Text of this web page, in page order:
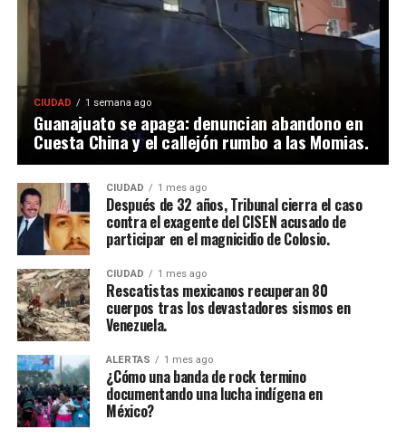
CIUDAD 1 semana ago
Guanajuato se apaga: denuncian abandono en
Cuesta China y el callejón rumbo a las Momias.
CIUDAD 1 mes ago
Después de 32 años, Tribunal cierra el caso
contra el exagente del CISEN acusado de
participar en el magnicidio de Colosio.
CIUDAD 1 mes ago
Rescatistas mexicanos recuperan 80
cuerpos tras los devastadores sismos en
Venezuela.
ALERTAS 1 mes ago
¿Cómo una banda de rock termino
documentando una lucha indígena en
México?